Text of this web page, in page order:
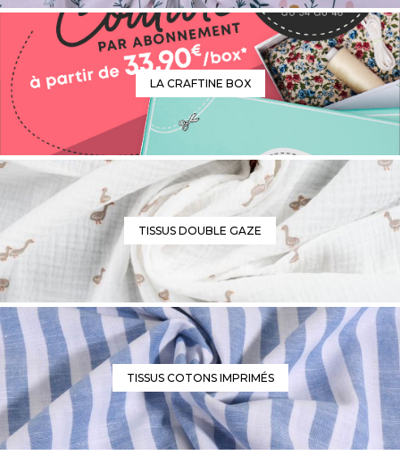
LA CRAFTINE BOX
TISSUS DOUBLE GAZE
TISSUS COTONS IMPRIMÉS